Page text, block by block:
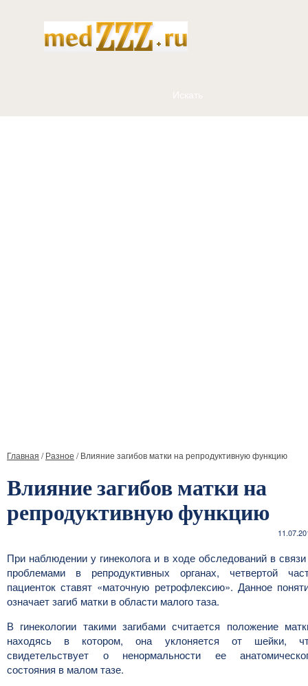
Главная /Разное /Влияние загибов матки на репродуктивную функцию
Влияние загибов матки на
репродуктивную функцию
При наблюдении у гинеколога и в ходе обследований в
проблемами в репродуктивных органах, четвертой
пациенток ставят «маточную ретрофлексию». Данное
означает загиб матки в области малого таза.
В гинекологии такими загибами считается положение
находясь в котором, она уклоняется от шейки,
свидетельствует о ненормальности ее
состояния в малом тазе.